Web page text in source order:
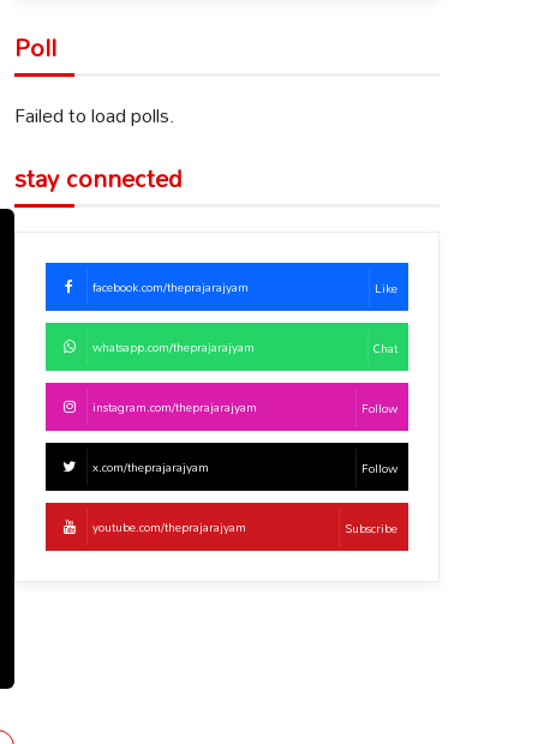
Poll
Failed to load polls.
stay connected
facebook.com/theprajarajyam Like
whatsapp.com/theprajarajyam Chat
instagram.com/theprajarajyam Follow
x.com/theprajarajyam Follow
youtube.com/theprajarajyam Subscribe